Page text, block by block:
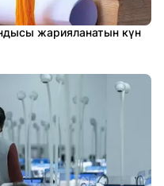
жарияланатын күн